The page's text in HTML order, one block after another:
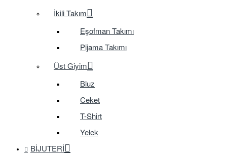
İkili Takım
Eşofman Takımı
Pijama Takımı
Üst Giyim
Bluz
Ceket
T-Shirt
Yelek
BIJUTERI